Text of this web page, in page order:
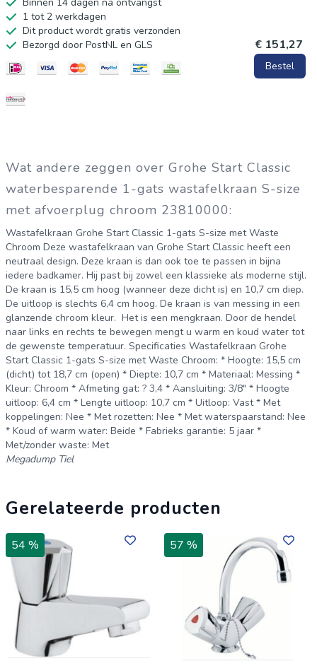
1 tot 2 werkdagen
Dit product wordt gratis verzonden
Bezorgd door PostNL en GLS
€ 151,27
Bestel
Wat andere zeggen over Grohe Start Classic
waterbesparende 1-gats wastafelkraan S-size
met afvoerplug chroom 23810000:
Wastafelkraan Grohe Start Classic 1-gats S-size met Waste
Chroom Deze wastafelkraan van Grohe Start Classic heeft een
neutraal design. Deze kraan is dan ook toe te passen in bijna
iedere badkamer. Hij past bij zowel een klassieke als moderne stijl.
De kraan is 15,5 cm hoog (wanneer deze dicht is) en 10,7 cm diep.
De uitloop is slechts 6,4 cm hoog. De kraan is van messing in een
glanzende chroom kleur. Het is een mengkraan. Door de hendel
naar links en rechts te bewegen mengt u warm en koud water tot
de gewenste temperatuur. Specificaties Wastafelkraan Grohe
Start Classic 1-gats S-size met Waste Chroom: * Hoogte: 15,5 cm
(dicht) tot 18,7 cm (open) * Diepte: 10,7 cm * Materiaal: Messing *
Kleur: Chroom * Afmeting gat: ? 3,4 * Aansluiting: 3/8" * Hoogte
uitloop: 6,4 cm * Lengte uitloop: 10,7 cm * Uitloop: Vast * Met
koppelingen: Nee * Met rozetten: Nee * Met waterspaarstand: Nee
* Koud of warm water: Beide * Fabrieks garantie: 5 jaar *
Met/zonder waste: Met
Megadump Tiel
Gerelateerde producten
54 % 57 %